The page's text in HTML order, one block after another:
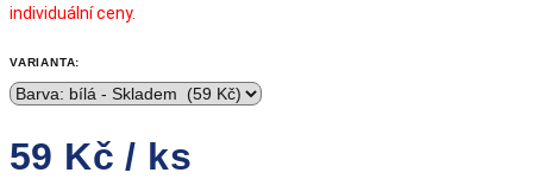
individuální ceny.
VARIANTA:
59 Kč/ ks